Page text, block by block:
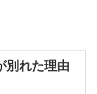
別れた理由